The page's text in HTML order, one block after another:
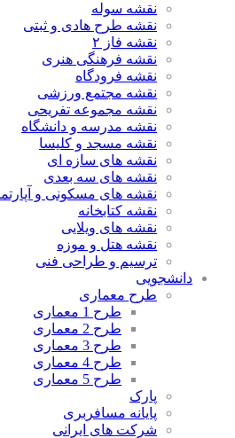
نقشه سوله
نقشه طرح هادی و ثبتی
نقشه فاز ۲
نقشه فرهنگی هنری
نقشه فرودگاه
نقشه مجتمع ورزشی
نقشه مجموعه تفریحی
نقشه مدرسه و دانشگاه
نقشه مسجد و کلیسا
نقشه های سازه ای
نقشه های سه بعدی
نقشه های مسکونی و
نقشه کتابخانه
نقشه های ویلایی
نقشه هتل و موزه
ترسیم و طراحی فنی
دانشجویی
طرح معماری
طرح 1 معماری
طرح 2 معماری
طرح 3 معماری
طرح 4 معماری
طرح 5 معماری
پارک
پایانه مسافربری
شرکت های ایرانی